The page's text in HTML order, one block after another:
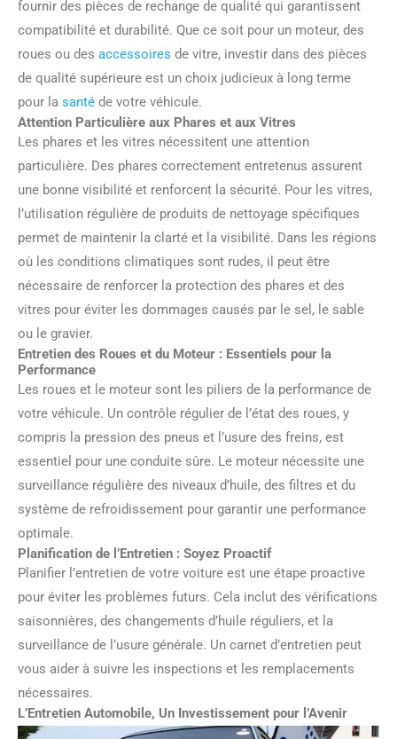
fournir des pièces de rechange de qualité qui garantissent
compatibilité et durabilité. Que ce soit pour un moteur, des
roues ou des accessoires de vitre, investir dans des pièces
de qualité supérieure est un choix judicieux à long terme
pour la santé de votre véhicule.
Attention Particulière aux Phares et aux Vitres
Les phares et les vitres nécessitent une attention
particulière. Des phares correctement entretenus assurent
une bonne visibilité et renforcent la sécurité. Pour les vitres,
l’utilisation régulière de produits de nettoyage spécifiques
permet de maintenir la clarté et la visibilité. Dans les régions
où les conditions climatiques sont rudes, il peut être
nécessaire de renforcer la protection des phares et des
vitres pour éviter les dommages causés par le sel, le sable
ou le gravier.
Entretien des Roues et du Moteur : Essentiels pour la
Performance
Les roues et le moteur sont les piliers de la performance de
votre véhicule. Un contrôle régulier de l’état des roues, y
compris la pression des pneus et l’usure des freins, est
essentiel pour une conduite sûre. Le moteur nécessite une
surveillance régulière des niveaux d’huile, des filtres et du
système de refroidissement pour garantir une performance
optimale.
Planification de l’Entretien : Soyez Proactif
Planifier l’entretien de votre voiture est une étape proactive
pour éviter les problèmes futurs. Cela inclut des vérifications
saisonnières, des changements d’huile réguliers, et la
surveillance de l’usure générale. Un carnet d’entretien peut
vous aider à suivre les inspections et les remplacements
nécessaires.
L’Entretien Automobile, Un Investissement pour l’Avenir